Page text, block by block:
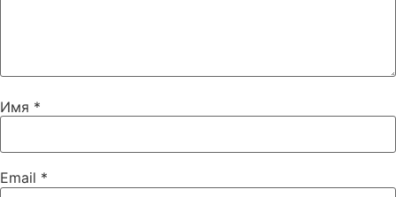
Имя *
Email *